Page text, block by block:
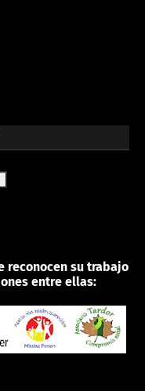
reconocen su trabajo
entre ellas: